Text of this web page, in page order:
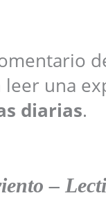
una
diarias.
–